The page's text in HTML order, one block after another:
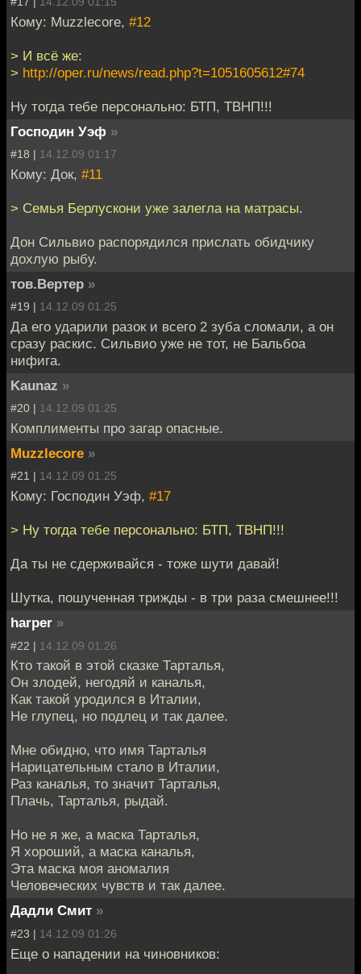
Кому: Muzzlecore, #12
> И всё же:
> http://oper.ru/news/read.php?t=1051605612#74
Ну тогда тебе персонально: БТП, ТВНП!!!
Господин Уэф »
#18 | 14.12.09 01:17
Кому: Док, #11
> Семья Берлускони уже залегла на матрасы.
Дон Сильвио распорядился прислать обидчику
дохлую рыбу.
тов.Вертер »
#19 | 14.12.09 01:25
Да его ударили разок и всего 2 зуба сломали, а он
сразу раскис. Сильвио уже не тот, не Бальбоа
нифига.
Kaunaz »
#20 | 14.12.09 01:25
Комплименты про загар опасные.
Muzzlecore »
#21 | 14.12.09 01:25
Кому: Господин Уэф, #17
> Ну тогда тебе персонально: БТП, ТВНП!!!
Да ты не сдерживайся - тоже шути давай!
Шутка, пошученная трижды - в три раза смешнее!!!
harper »
#22 | 14.12.09 01:26
Кто такой в этой сказке Тарталья,
Он злодей, негодяй и каналья,
Как такой уродился в Италии,
Не глупец, но подлец и так далее.
Мне обидно, что имя Тарталья
Нарицательным стало в Италии,
Раз каналья, то значит Тарталья,
Плачь, Тарталья, рыдай.
Но не я же, а маска Тарталья,
Я хороший, а маска каналья,
Эта маска моя аномалия
Человеческих чувств и так далее.
Дадли Смит »
#23 | 14.12.09 01:26
Еще о нападении на чиновников: